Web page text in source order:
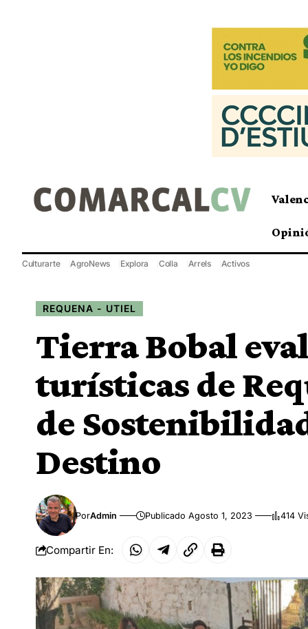
Culturarte AgroNews Explora Colla Arrels Activos
REQUENA - UTIEL
Tierra Bobal
turísticas de
de
Destino
PorAdmin Publicado Agosto 1, 2023 414
Compartir En: